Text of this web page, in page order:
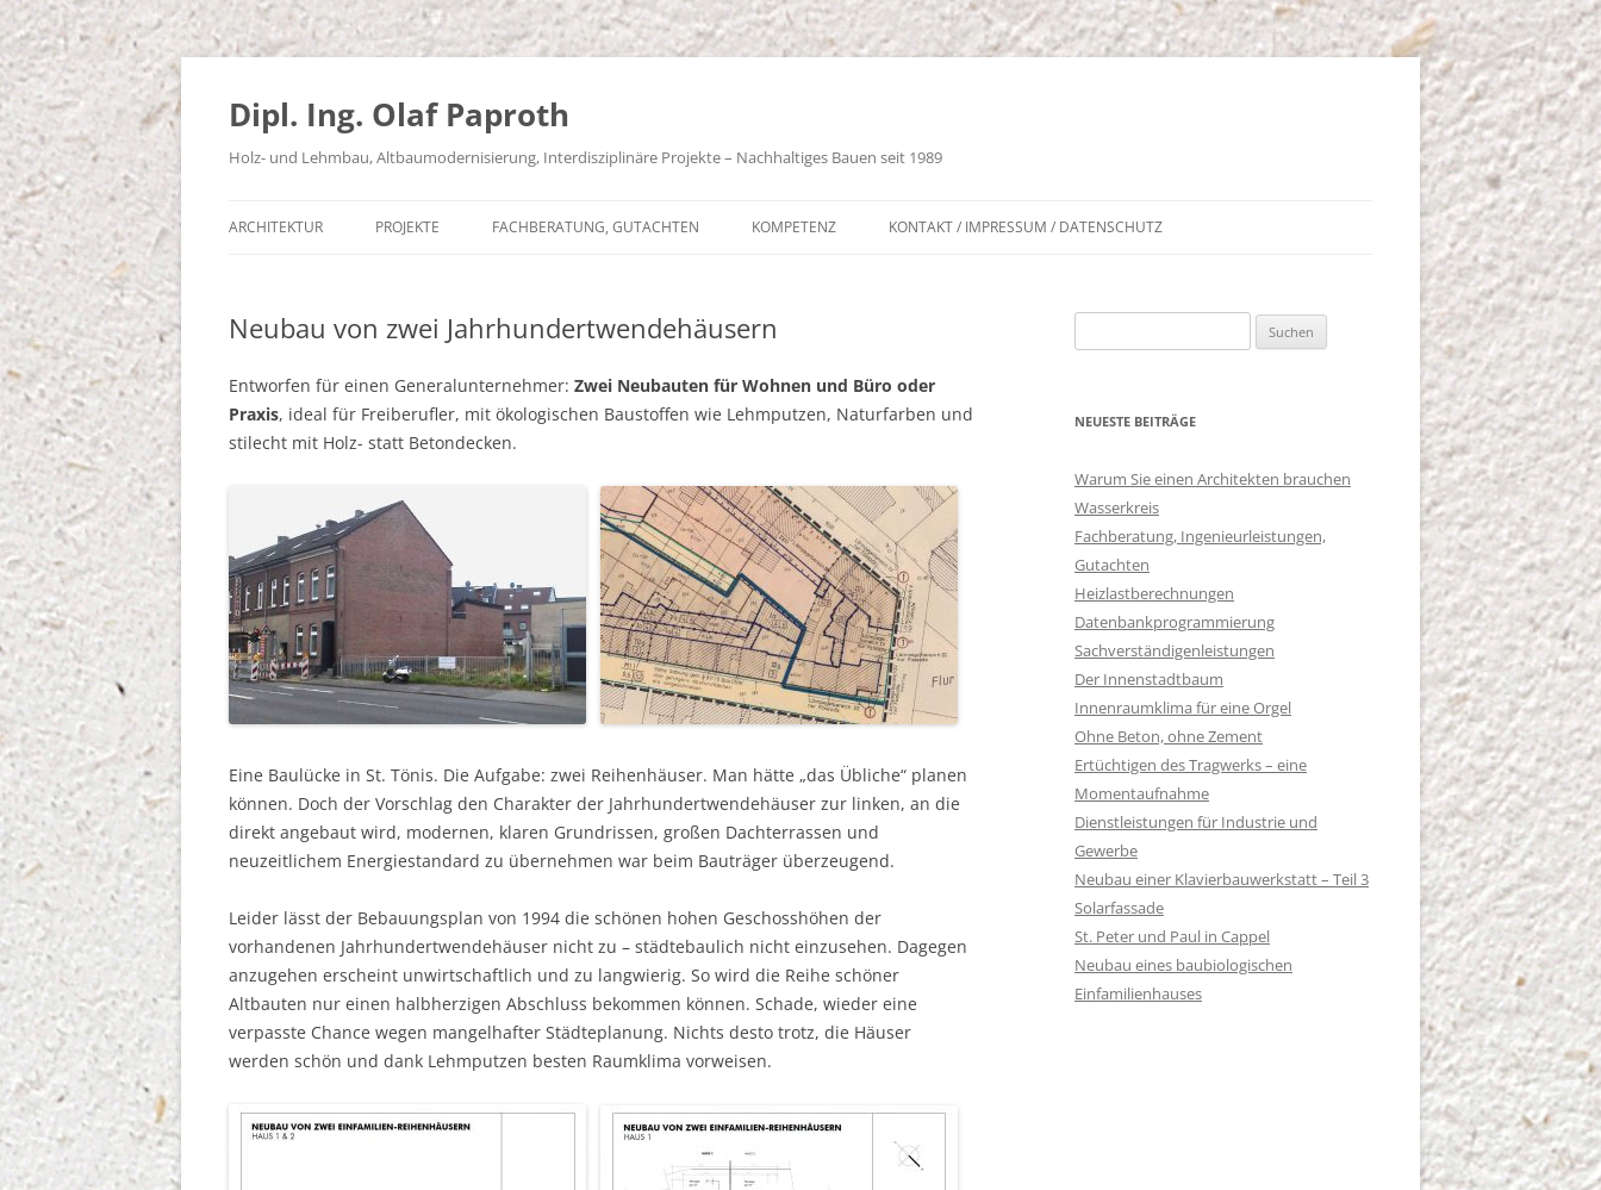
Zum
springen
Dipl. Ing. Olaf Paproth
Holz- und Lehmbau, Altbaumodernisierung, Interdisziplinäre Projekte – Nachhaltiges Bauen seit 1989
ARCHITEKTUR
SACHVERSTAND
PROJEKTE
GEWERBE
NEUBAU
PASSIV- / SOLARHAUS
ENTWÜRFE
INTERDISZIPLINÄRE PROJEKTE
STUDIEN, HINTERGRÜNDE ETC.
FACHBERATUNG, GUTACHTEN
DIE ALTBAU-FAQS
DIE LEHMBAU-FAQS
KOMPETENZ KONTAKT / IMPRESSUM / DATENSCHUTZ
Neubau von zwei Jahrhundertwendehäusern
Entworfen für einen Generalunternehmer: Zwei Neubauten für Wohnen und Büro oder
Praxis, ideal für Freiberufler, mit ökologischen Baustoffen wie Lehmputzen, Naturfarben und
stilecht mit Holz- statt Betondecken.
Eine Baulücke in St. Tönis. Die Aufgabe: zwei Reihenhäuser. Man hätte „das Übliche“ planen
können. Doch der Vorschlag den Charakter der Jahrhundertwendehäuser zur linken, an die
direkt angebaut wird, modernen, klaren Grundrissen, großen Dachterrassen und
neuzeitlichem Energiestandard zu übernehmen war beim Bauträger überzeugend.
Leider lässt der Bebauungsplan von 1994 die schönen hohen Geschosshöhen der
vorhandenen Jahrhundertwendehäuser nicht zu – städtebaulich nicht einzusehen. Dagegen
anzugehen erscheint unwirtschaftlich und zu langwierig. So wird die Reihe schöner
Altbauten nur einen halbherzigen Abschluss bekommen können. Schade, wieder eine
verpasste Chance wegen mangelhafter Städteplanung. Nichts desto trotz, die Häuser
werden schön und dank Lehmputzen besten Raumklima vorweisen.
nach:
NEUESTE BEITRÄGE
Warum Sie einen Architekten brauchen
Wasserkreis
Fachberatung, Ingenieurleistungen,
Gutachten
Heizlastberechnungen
Datenbankprogrammierung
Sachverständigenleistungen
Der Innenstadtbaum
Innenraumklima für eine Orgel
Ohne Beton, ohne Zement
Ertüchtigen des Tragwerks – eine
Momentaufnahme
Dienstleistungen für Industrie und
Gewerbe
Neubau einer Klavierbauwerkstatt – Teil 3
Solarfassade
St. Peter und Paul in Cappel
Neubau eines baubiologischen
Einfamilienhauses